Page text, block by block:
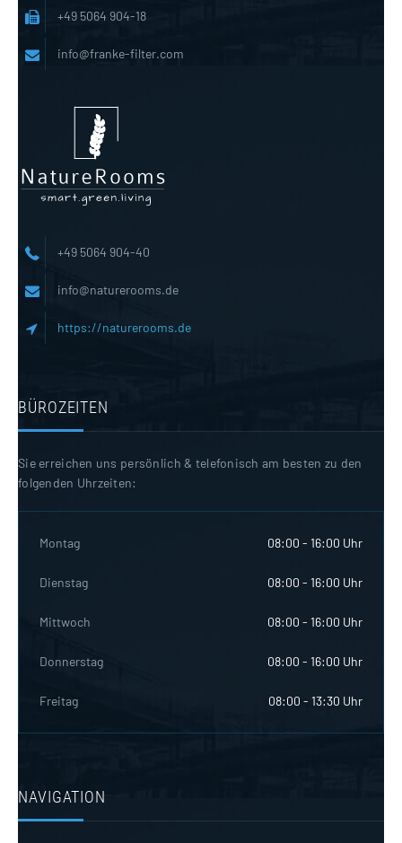
+49 5064 904-18
info@franke-filter.com
+49 5064 904-40
info@naturerooms.de
https://naturerooms.de
BÜROZEITEN
Sie erreichen uns persönlich & telefonisch am besten zu den
folgenden Uhrzeiten:
Montag 08:00 - 16:00 Uhr
Dienstag 08:00 - 16:00 Uhr
Mittwoch 08:00 - 16:00 Uhr
Donnerstag 08:00 - 16:00 Uhr
Freitag 08:00 - 13:30 Uhr
NAVIGATION